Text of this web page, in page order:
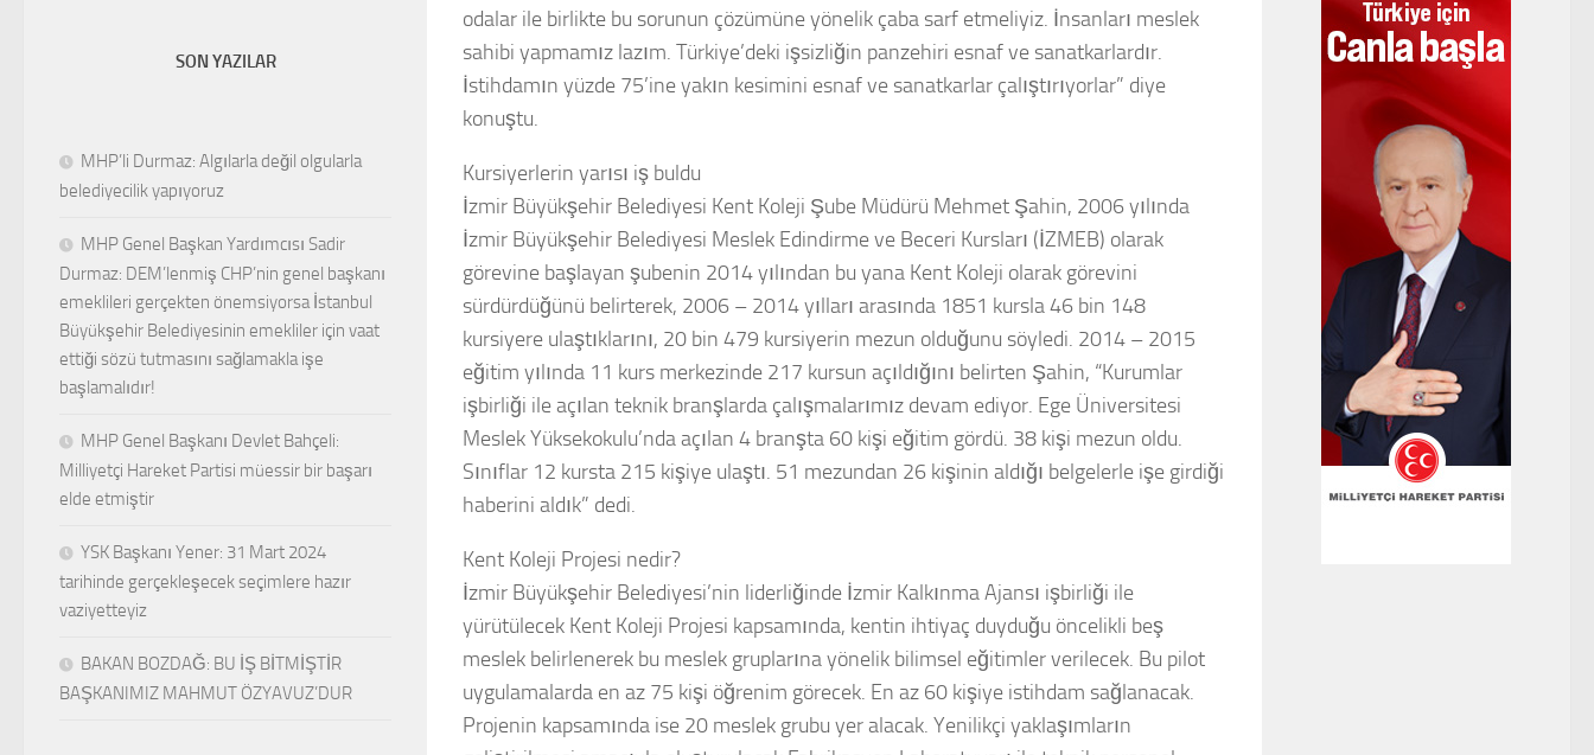
odalar ile birlikte bu sorunun çözümüne yönelik çaba sarf etmeliyiz. İnsanları meslek
sahibi yapmamız lazım. Türkiye’deki işsizliğin panzehiri esnaf ve sanatkarlardır.
İstihdamın yüzde 75’ine yakın kesimini esnaf ve sanatkarlar çalıştırıyorlar” diye
konuştu.
Kursiyerlerin yarısı iş buldu
İzmir Büyükşehir Belediyesi Kent Koleji Şube Müdürü Mehmet Şahin, 2006 yılında
İzmir Büyükşehir Belediyesi Meslek Edindirme ve Beceri Kursları (İZMEB) olarak
görevine başlayan şubenin 2014 yılından bu yana Kent Koleji olarak görevini
sürdürdüğünü belirterek, 2006 – 2014 yılları arasında 1851 kursla 46 bin 148
kursiyere ulaştıklarını, 20 bin 479 kursiyerin mezun olduğunu söyledi. 2014 – 2015
eğitim yılında 11 kurs merkezinde 217 kursun açıldığını belirten Şahin, “Kurumlar
işbirliği ile açılan teknik branşlarda çalışmalarımız devam ediyor. Ege Üniversitesi
Meslek Yüksekokulu’nda açılan 4 branşta 60 kişi eğitim gördü. 38 kişi mezun oldu.
Sınıflar 12 kursta 215 kişiye ulaştı. 51 mezundan 26 kişinin aldığı belgelerle işe girdiği
haberini aldık” dedi.
Kent Koleji Projesi nedir?
İzmir Büyükşehir Belediyesi’nin liderliğinde İzmir Kalkınma Ajansı işbirliği ile
yürütülecek Kent Koleji Projesi kapsamında, kentin ihtiyaç duyduğu öncelikli beş
meslek belirlenerek bu meslek gruplarına yönelik bilimsel eğitimler verilecek. Bu pilot
uygulamalarda en az 75 kişi öğrenim görecek. En az 60 kişiye istihdam sağlanacak.
Projenin kapsamında ise 20 meslek grubu yer alacak. Yenilikçi yaklaşımların
SON YAZILAR
MHP’li Durmaz: Algılarla değil olgularla
belediyecilik yapıyoruz
MHP Genel Başkan Yardımcısı Sadir
Durmaz: DEM’lenmiş CHP’nin genel başkanı
emeklileri gerçekten önemsiyorsa İstanbul
Büyükşehir Belediyesinin emekliler için vaat
ettiği sözü tutmasını sağlamakla işe
başlamalıdır!
MHP Genel Başkanı Devlet Bahçeli:
Milliyetçi Hareket Partisi müessir bir başarı
elde etmiştir
YSK Başkanı Yener: 31 Mart 2024
tarihinde gerçekleşecek seçimlere hazır
vaziyetteyiz
BAKAN BOZDAĞ: BU İŞ BİTMİŞTİR
BAŞKANIMIZ MAHMUT ÖZYAVUZ’DUR